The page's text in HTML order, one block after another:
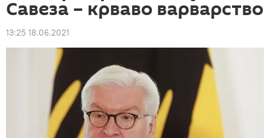
Савеза – крваво варварство
13:25 18.06.2021